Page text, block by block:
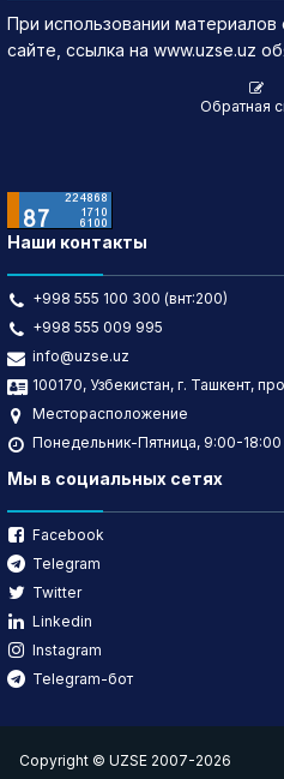
При использовании
сайте, ссылка на www.uzse.uz
Обратная
Наши контакты
+998 555 100 300 (внт:200)
+998 555 009 995
info@uzse.uz
100170, Узбекистан, г. Ташкент,
Месторасположение
Понедельник-Пятница, 9:00-18:00
Мы в социальных сетях
Facebook
Telegram
Twitter
Linkedin
Instagram
Telegram-бот
Copyright © UZSE 2007-2026